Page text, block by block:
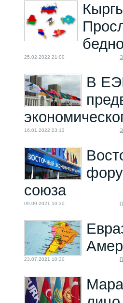
25.02.2022 21:00
В
16.01.2022 23:13
союза
09.09.2021 10:30
23.07.2021 10:30